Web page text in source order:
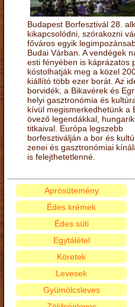
Budapest Borfesztivál 28.
kikapcsolódni, szórakozni
főváros egyik
Budai Várban. A vendégek
esti fényében is káprázatos
kóstolhatják meg a közel
kiállító több ezer borát. Az
borvidék, a Bikavérek és
helyi gasztronómia és
kívül megismerkedhetünk a
övező legendákkal,
titkaival. Európa legszebb
borfesztiválján a bor és
zenei és gasztronómiai
is felejthetetlenné.
Aprósütemény
Édes krémek
Édes süti
Egytálétel
Köretek
Levesek
Gyümölcsleves